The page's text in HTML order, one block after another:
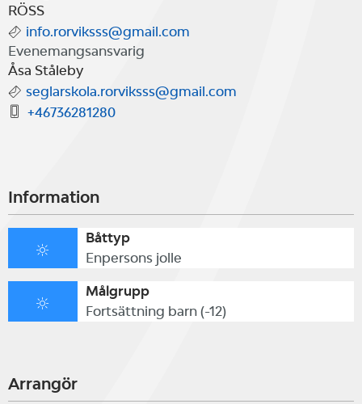
RÖSS
info.rorviksss@gmail.com
Evenemangsansvarig
Åsa Ståleby
seglarskola.rorviksss@gmail.com
+46736281280
Information
Båttyp
Enpersons jolle
Målgrupp
Fortsättning barn (-12)
Arrangör